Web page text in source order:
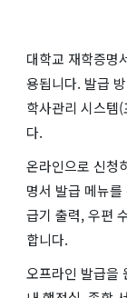
대학교 재학증명
용됩니다. 발급
학사관리 시스템
다.
온라인으로 신청
명서 발급 메뉴
급기 출력, 우편
합니다.
오프라인 발급을